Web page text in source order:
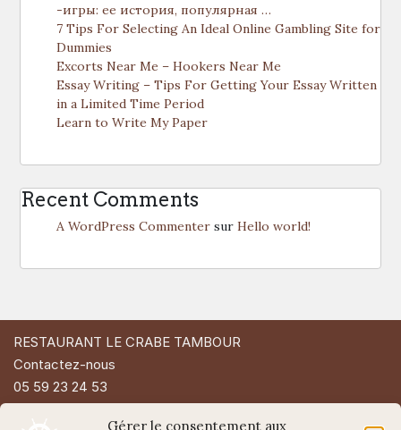
Gérer le consentement aux
-игры: ее история, популярная …
7 Tips For Selecting An Ideal Online Gambling Site for
Dummies
Excorts Near Me – Hookers Near Me
Essay Writing – Tips For Getting Your Essay Written
in a Limited Time Period
Learn to Write My Paper
Recent Comments
A WordPress Commenter sur Hello world!
RESTAURANT LE CRABE TAMBOUR
Contactez-nous
05 59 23 24 53
49 Rue d'Espagne